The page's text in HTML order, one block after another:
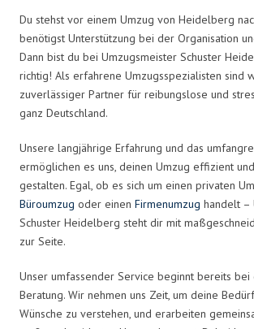
Du stehst vor einem Umzug von Heidelberg
benötigst Unterstützung bei der Organisation
Dann bist du bei Umzugsmeister Schuster
richtig! Als erfahrene Umzugsspezialisten sind
zuverlässiger Partner für reibungslose und
ganz Deutschland.
Unsere langjährige Erfahrung und das
ermöglichen es uns, deinen Umzug effizient
gestalten. Egal, ob es sich um einen privaten
Büroumzug oder einen Firmenumzug handelt –
Schuster Heidelberg steht dir mit
zur Seite.
Unser umfassender Service beginnt bereits
Beratung. Wir nehmen uns Zeit, um deine
Wünsche zu verstehen, und erarbeiten